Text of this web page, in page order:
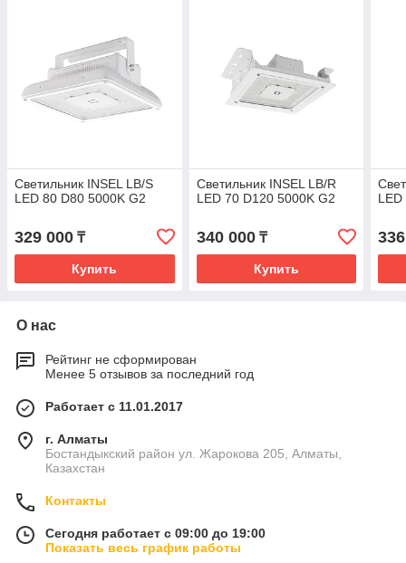
Светильник INSEL LB/S
LED 80 D80 5000K G2
329 000 ₸
Купить
Светильник INSEL LB/R
LED 70 D120 5000K G2
340 000₸
Купить
О нас
Рейтинг не сформирован
Менее 5 отзывов за последний год
Работает с 11.01.2017
г. Алматы
Бостандыкский район ул. Жарокова 205, Алматы,
Казахстан
Контакты
Сегодня работает с 09:00 до 19:00
Показать весь график работы